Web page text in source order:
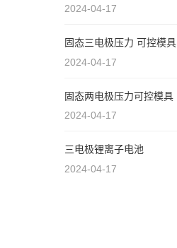
2024-04-17
固态三电极压力 可控模具
2024-04-17
固态两电极压力可控模具
2024-04-17
三电极锂离子电池
2024-04-17